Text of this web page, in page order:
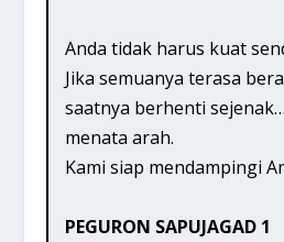
Anda tidak harus kuat
Jika semuanya terasa
saatnya berhenti
menata arah.
Kami siap mendampingi
PEGURON SAPUJAGAD 1